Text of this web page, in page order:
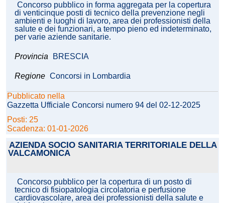
Concorso pubblico in forma aggregata per la copertura
di venticinque posti di tecnico della prevenzione negli
ambienti e luoghi di lavoro, area dei professionisti della
salute e dei funzionari, a tempo pieno ed indeterminato,
per varie aziende sanitarie.
Provincia BRESCIA
Regione Concorsi in Lombardia
Pubblicato nella
Gazzetta Ufficiale Concorsi numero 94 del 02-12-2025
Posti: 25
Scadenza: 01-01-2026
AZIENDA SOCIO SANITARIA TERRITORIALE DELLA
VALCAMONICA
Concorso pubblico per la copertura di un posto di
tecnico di fisiopatologia circolatoria e perfusione
cardiovascolare, area dei professionisti della salute e